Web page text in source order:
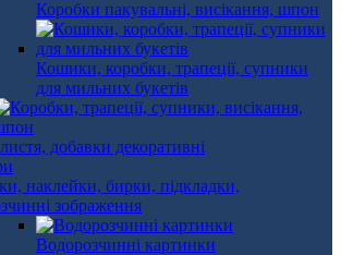
Коробки пакувальні, висікання, шпон
Кошики, коробки, трапеції, супники
для мильних букетів
добавки декоративні
наклейки, бирки, підкладки,
зображення
Водорозчинні картинки